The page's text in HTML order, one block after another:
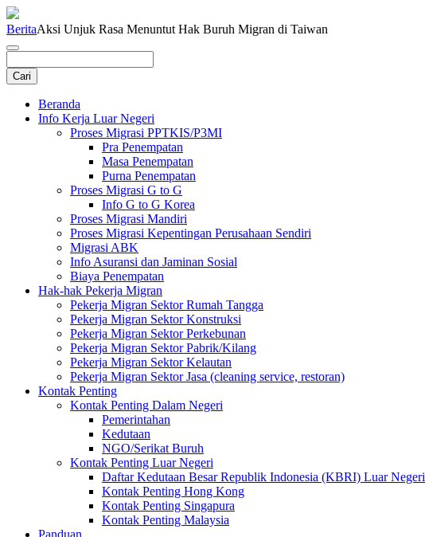
BeritaAksi Unjuk Rasa Menuntut Hak Buruh Migran di Taiwan
Beranda
Info Kerja Luar Negeri
Proses Migrasi PPTKIS/P3MI
Pra Penempatan
Masa Penempatan
Purna Penempatan
Proses Migrasi G to G
Info G to G Korea
Proses Migrasi Mandiri
Proses Migrasi Kepentingan Perusahaan Sendiri
Migrasi ABK
Info Asuransi dan Jaminan Sosial
Biaya Penempatan
Hak-hak Pekerja Migran
Pekerja Migran Sektor Rumah Tangga
Pekerja Migran Sektor Konstruksi
Pekerja Migran Sektor Perkebunan
Pekerja Migran Sektor Pabrik/Kilang
Pekerja Migran Sektor Kelautan
Pekerja Migran Sektor Jasa (cleaning service, restoran)
Kontak Penting
Kontak Penting Dalam Negeri
Pemerintahan
Kedutaan
NGO/Serikat Buruh
Kontak Penting Luar Negeri
Daftar Kedutaan Besar Republik Indonesia (KBRI) Luar Negeri
Kontak Penting Hong Kong
Kontak Penting Singapura
Kontak Penting Malaysia
Panduan